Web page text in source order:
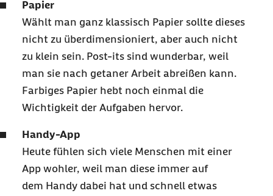
Papier
Wählt man ganz klassisch Papier sollte dieses
nicht zu überdimensioniert, aber auch nicht
zu klein sein. Post-its sind wunderbar, weil
man sie nach getaner Arbeit abreißen kann.
Farbiges Papier hebt noch einmal die
Wichtigkeit der Aufgaben hervor.
Handy-App
Heute fühlen sich viele Menschen mit einer
App wohler, weil man diese immer auf
dem Handy dabei hat und schnell etwas